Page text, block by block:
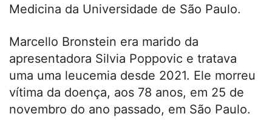
Medicina da Universidade de São Paulo.
Marcello Bronstein era marido da
apresentadora Silvia Poppovic e tratava
uma uma leucemia desde 2021. Ele morreu
vítima da doença, aos 78 anos, em 25 de
novembro do ano passado, em São Paulo.